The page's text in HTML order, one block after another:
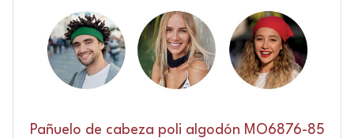
Pañuelo de cabeza poli algodón MO6876-85